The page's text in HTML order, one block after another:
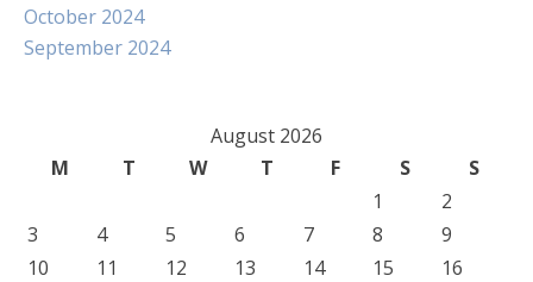
October 2024
September 2024
August 2026
M
T W T F S
S
1
2
3
4 5 6 7 8
9
10
11 12 13 14 15
16